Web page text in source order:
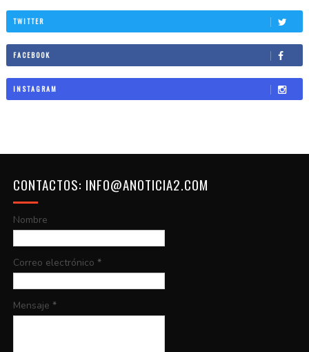
TWITTER
FACEBOOK
INSTAGRAM
CONTACTOS: INFO@ANOTICIA2.COM
Nombre
Correo electrónico *
Mensaje *